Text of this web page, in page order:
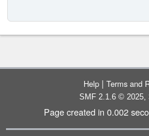
Help | Terms and
SMF 2.1.6 © 2025,
Page created in 0.002